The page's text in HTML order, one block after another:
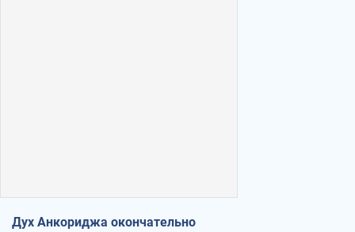
Дух Анкориджа окончательно